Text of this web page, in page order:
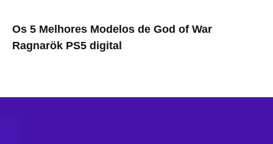
Os 5 Melhores Modelos de God of War
Ragnarök PS5 digital